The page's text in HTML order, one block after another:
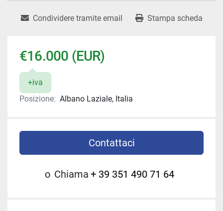
Condividere tramite email Stampa scheda
€16.000 (EUR)
+iva
Posizione: Albano Laziale, Italia
Contattaci
o Chiama + 39 351 490 71 64